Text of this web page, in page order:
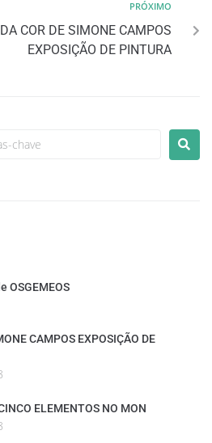
PRÓXIMO
COR DE SIMONE CAMPOS
EXPOSIÇÃO DE PINTURA
OSGEMEOS
CAMPOS EXPOSIÇÃO DE
ELEMENTOS NO MON